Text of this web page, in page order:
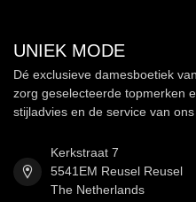
UNIEK MODE
Dé exclusieve damesboetiek
zorg geselecteerde topmerken
stijladvies en de service van
Kerkstraat 7
5541EM Reusel Reusel
The Netherlands